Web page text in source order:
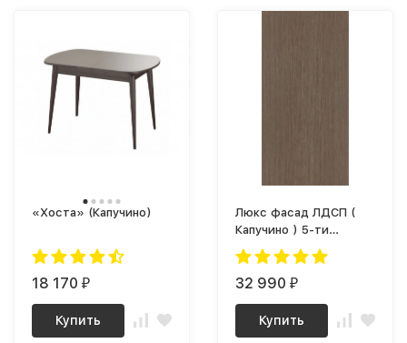
«Хоста» (Капучино)
18 170 ₽
Купить
Люкс фасад ЛДСП (
Капучино ) 5-ти
секционный Плюс
32 990 ₽
Купить